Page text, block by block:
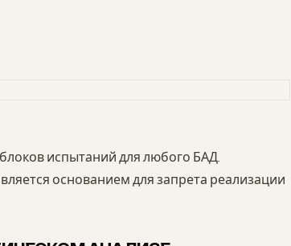
испытаний для любого БАД.
основанием для запрета реализации